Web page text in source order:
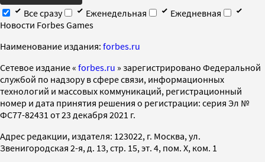
Все сразу
Еженедельная
Ежедневная
Новости Forbes Games
Наименование издания: forbes.ru
Cетевое издание « forbes.ru » зарегистрировано Федеральной
службой по надзору в сфере связи, информационных
технологий и массовых коммуникаций, регистрационный
номер и дата принятия решения о регистрации: серия Эл №
ФС77-82431 от 23 декабря 2021 г.
Адрес редакции, издателя: 123022, г. Москва, ул.
Звенигородская 2-я, д. 13, стр. 15, эт. 4, пом. X, ком. 1